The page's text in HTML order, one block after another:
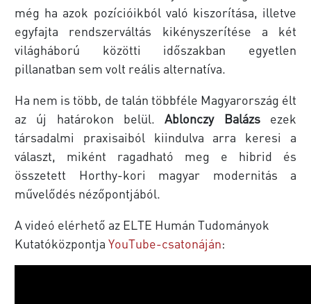
még ha azok pozícióikból való kiszorítása, illetve
egyfajta rendszerváltás kikényszerítése a két
világháború közötti időszakban egyetlen
pillanatban sem volt reális alternatíva.
Ha nem is több, de talán többféle Magyarország élt
az új határokon belül.Ablonczy Balázsezek
társadalmi praxisaiból kiindulva arra keresi a
választ, miként ragadható meg e hibrid és
összetett Horthy-kori magyar modernitás a
művelődés nézőpontjából.
A videó elérhető az ELTE Humán Tudományok
Kutatóközpontja YouTube-csatonáján: